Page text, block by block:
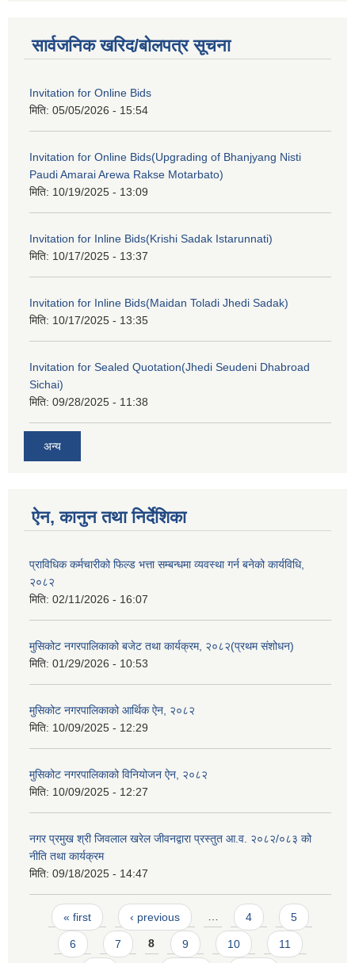
सार्वजनिक खरिद/बोलपत्र सूचना
Invitation for Online Bids
मिति: 05/05/2026 - 15:54
Invitation for Online Bids(Upgrading of Bhanjyang Nisti
Paudi Amarai Arewa Rakse Motarbato)
मिति: 10/19/2025 - 13:09
Invitation for Inline Bids(Krishi Sadak Istarunnati)
मिति: 10/17/2025 - 13:37
Invitation for Inline Bids(Maidan Toladi Jhedi Sadak)
मिति: 10/17/2025 - 13:35
Invitation for Sealed Quotation(Jhedi Seudeni Dhabroad
Sichai)
मिति: 09/28/2025 - 11:38
अन्य
ऐन, कानुन तथा निर्देशिका
प्राविधिक कर्मचारीको फिल्ड भत्ता सम्बन्धमा व्यवस्था गर्न बनेको कार्यविधि,
२०८२
मिति: 02/11/2026 - 16:07
मुसिकोट नगरपालिकाको बजेट तथा कार्यक्रम, २०८२(प्रथम संशोधन)
मिति: 01/29/2026 - 10:53
मुसिकोट नगरपालिकाको आर्थिक ऐन, २०८२
मिति: 10/09/2025 - 12:29
मुसिकोट नगरपालिकाको विनियोजन ऐन, २०८२
मिति: 10/09/2025 - 12:27
नगर प्रमुख श्री जिवलाल खरेल जीवनद्वारा प्रस्तुत आ.व. २०८२/०८३ को
नीति तथा कार्यक्रम
मिति: 09/18/2025 - 14:47
Pages
« first ‹ previous … 4 5
6 7 8 9 10 11